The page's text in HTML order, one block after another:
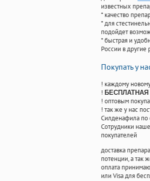
известных
* качество
* для
подойдет
* быстрая и
России в
Покупать у
! каждому
!
! оптовым
! так же у нас
Силденафила
Cотрудники
покупателей
доставка
потенции, а так
оплата
или Visa для